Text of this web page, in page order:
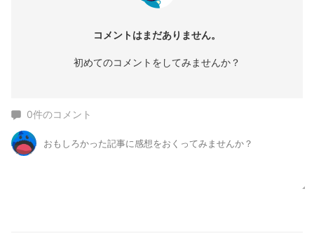
コメントはまだありません。
初めてのコメントをしてみませんか？
0件のコメント